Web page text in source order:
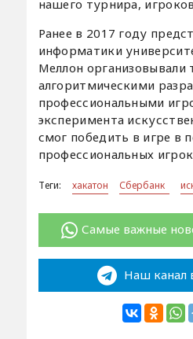
нашего турнира,
Ранее в 2017 году
информатики
Меллон
алгоритмическими
профессиональными
эксперимента
смог победить в игре в
профессиональных
Теги: хакатон Сбербанк
Самые важные
Наш канал